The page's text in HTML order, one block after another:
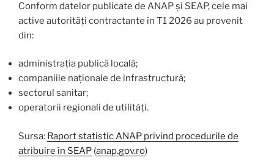
Conform datelor publicate de ANAP și SEAP, cele mai
active autorități contractante în T1 2026 au provenit
din:
administrația publică locală;
companiile naționale de infrastructură;
sectorul sanitar;
operatorii regionali de utilități.
Sursa: Raport statistic ANAP privind procedurile de
atribuire în SEAP (anap.gov.ro)